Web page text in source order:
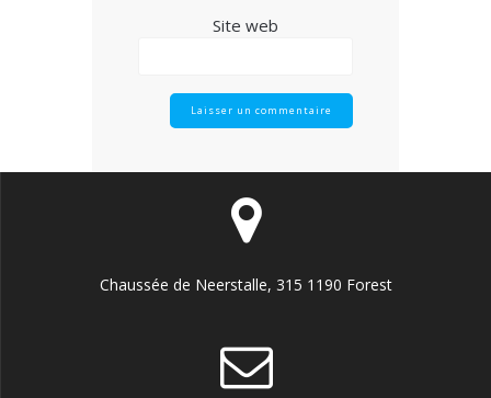
Site web
Chaussée de Neerstalle, 315 1190 Forest